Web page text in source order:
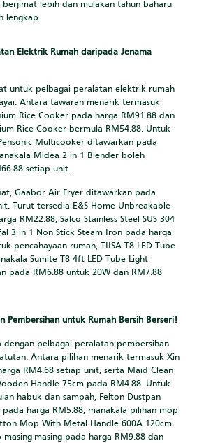
berjimat lebih dan mulakan tahun baharu
lengkap.
Elektrik Rumah daripada Jenama
untuk pelbagai peralatan elektrik rumah
Antara tawaran menarik termasuk
Rice Cooker pada harga RM91.88 dan
Rice Cooker bermula RM54.88. Untuk
Multicooker ditawarkan pada
Midea 2 in 1 Blender boleh
setiap unit.
Gaabor Air Fryer ditawarkan pada
Turut tersedia E&S Home Unbreakable
RM22.88, Salco Stainless Steel SUS 304
3 in 1 Non Stick Steam Iron pada harga
pencahayaan rumah, TIISA T8 LED Tube
Sumite T8 4ft LED Tube Light
pada RM6.88 untuk 20W dan RM7.88
Pembersihan untuk Rumah Bersih Berseri!
dengan pelbagai peralatan pembersihan
Antara pilihan menarik termasuk Xin
RM4.68 setiap unit, serta Maid Clean
Handle 75cm pada RM4.88. Untuk
habuk dan sampah, Felton Dustpan
harga RM5.88, manakala pilihan mop
Mop With Metal Handle 600A 120cm
masing pada harga RM9.88 dan